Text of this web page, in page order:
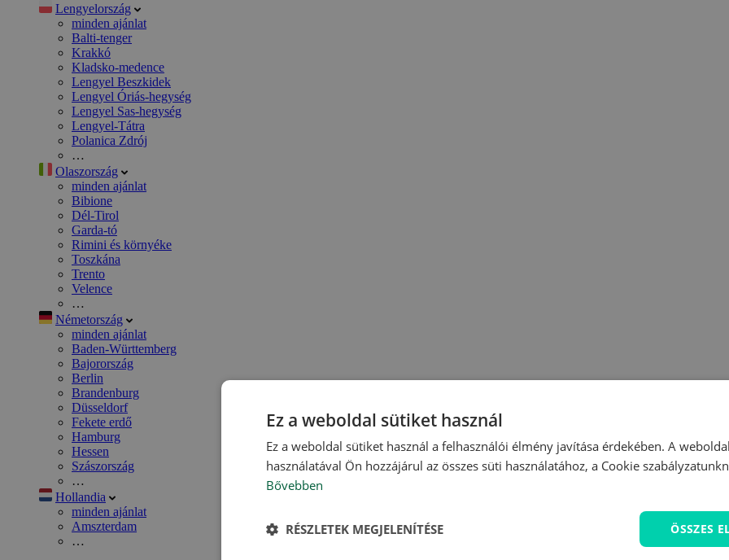
Lengyelország
minden ajánlat
Balti-tenger
Krakkó
Kladsko-medence
Lengyel Beszkidek
Lengyel Óriás-hegység
Lengyel Sas-hegység
Lengyel-Tátra
Polanica Zdrój
…
Olaszország
minden ajánlat
Bibione
Dél-Tirol
Garda-tó
Rimini és környéke
Toszkána
Trento
Velence
…
Németország
minden ajánlat
Baden-Württemberg
Bajorország
Berlin
Brandenburg
Düsseldorf
Fekete erdő
Hamburg
Hessen
Szászország
…
Hollandia
minden ajánlat
Amszterdam
…
Ez a weboldal sütiket használ
Ez a weboldal sütiket használ a felhasználói élmény javítása érdekében. A
használatával Ön hozzájárul az összes süti használatához, a Cookie
Bővebben
ÖSSZES
RÉSZLETEK MEGJELENÍTÉSE